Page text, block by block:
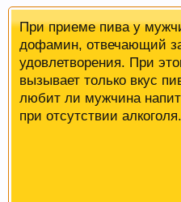
При приеме пива у
дофамин, отвечающий
удовлетворения. При
вызывает только вкус
любит ли мужчина
при отсутствии алкоголя.